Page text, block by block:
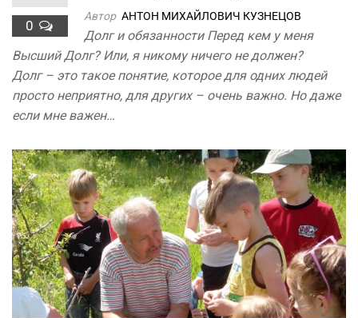
0
Автор АНТОН МИХАЙЛОВИЧ КУЗНЕЦОВ
Долг и обязанности Перед кем у меня
Высший Долг? Или, я никому ничего не должен?
Долг – это такое понятие, которое для одних людей
просто неприятно, для других – очень важно. Но даже
если мне важен…